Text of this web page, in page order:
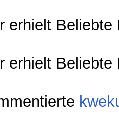
erhielt Beliebte
erhielt Beliebte